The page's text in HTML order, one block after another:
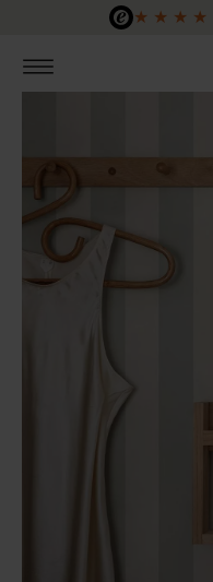
Zum Hauptinhalt springen
★ ★ ★ ★